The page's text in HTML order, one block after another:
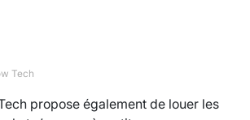
Tech
propose également de louer les